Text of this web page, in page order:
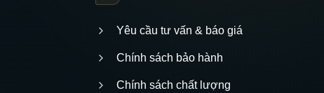
Yêu cầu tư vấn & báo giá
Chính sách bảo hành
Chính sách chất lượng